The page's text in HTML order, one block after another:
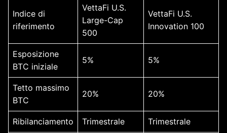
Indice di
riferimento
VettaFi U.S.
Large-Cap
500
VettaFi U.S.
Innovation 100
Esposizione
BTC iniziale
5% 5%
Tetto massimo
BTC
20% 20%
Ribilanciamento Trimestrale Trimestrale